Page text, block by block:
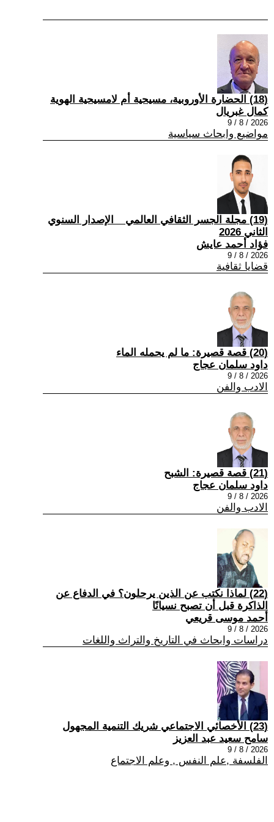
(18) الحضارة الأوروبية، مسيحية أم لامسيحية الهوية
كمال غبريال
2026 / 8 / 9
مواضيع وابحاث سياسية
(19) مجلة الجسر الثقافي العالمي _ الإصدار السنوي
الثاني 2026
فؤاد أحمد عايش
2026 / 8 / 9
قضايا ثقافية
(20) قصة قصيرة: ما لم يحمله الماء
داود سلمان عجاج
2026 / 8 / 9
الادب والفن
(21) قصة قصيرة: الشبح
داود سلمان عجاج
2026 / 8 / 9
الادب والفن
(22) لماذا نكتب عن الذين يرحلون؟ في الدفاع عن
الذاكرة قبل أن تصبح نسيانًا
أحمد موسى قريعي
2026 / 8 / 9
دراسات وابحاث في التاريخ والتراث واللغات
(23) الأخصائي الاجتماعي شريك التنمية المجهول
سامح سعيد عبد العزيز
2026 / 8 / 9
الفلسفة ,علم النفس , وعلم الاجتماع